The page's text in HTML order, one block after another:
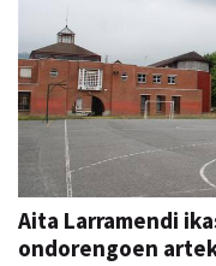
Aita Larramendi
ondorengoen